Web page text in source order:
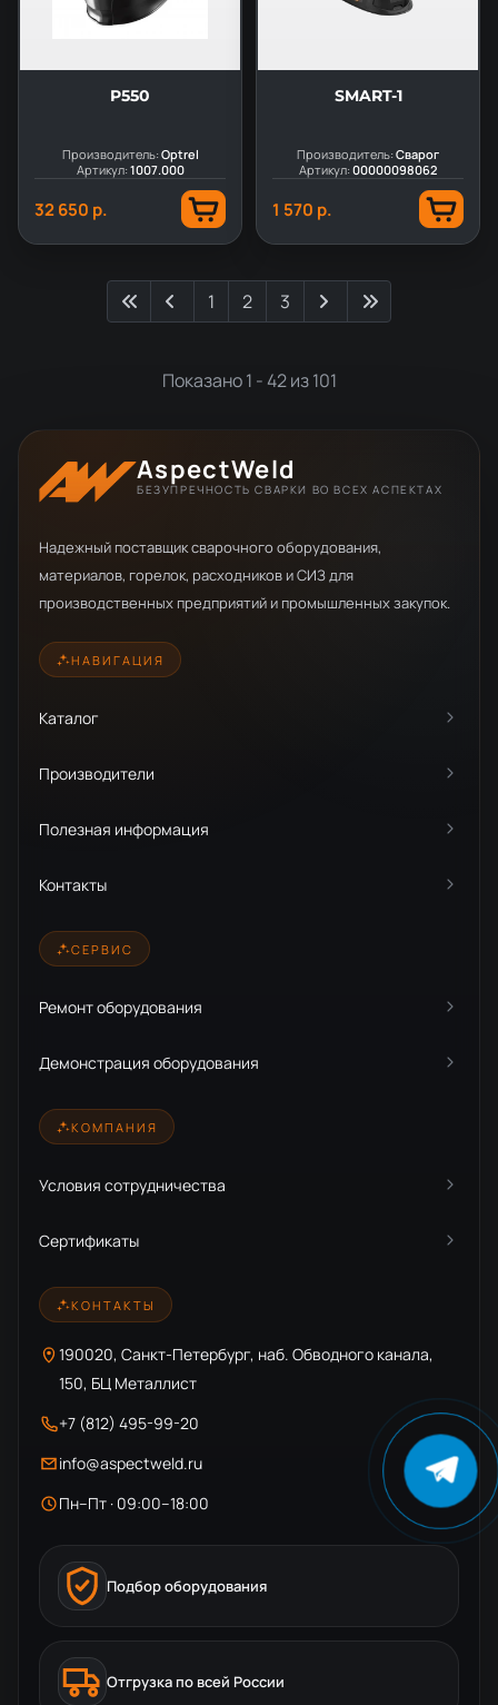
P550
Производитель:Optrel
Артикул:1007.000
32 650 р.
SMART-1
Производитель:Сварог
Артикул:00000098062
1 570 р.
1 2 3
Показано 1 - 42 из 101
AspectWeld
БЕЗУПРЕЧНОСТЬ СВАРКИ ВО ВСЕХ АСПЕКТАХ
Надежный поставщик сварочного оборудования,
материалов, горелок, расходников и СИЗ для
производственных предприятий и промышленных закупок.
НАВИГАЦИЯ
Каталог
Производители
Полезная информация
Контакты
СЕРВИС
Ремонт оборудования
Демонстрация оборудования
КОМПАНИЯ
Условия сотрудничества
Сертификаты
КОНТАКТЫ
190020, Санкт-Петербург, наб. Обводного канала,
150, БЦ Металлист
+7 (812) 495-99-20
info@aspectweld.ru
Пн–Пт · 09:00–18:00
Подбор оборудования
Отгрузка по всей России